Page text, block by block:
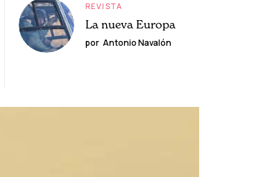
REVISTA
La nueva Europa
por Antonio Navalón